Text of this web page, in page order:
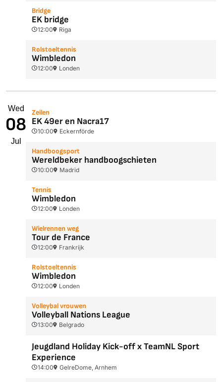
Bridge
EK bridge
12:00 Riga
Rolstoeltennis
Wimbledon
12:00 Londen
Wed
08
Jul
Zeilen
EK 49er en Nacra17
10:00 Eckernförde
Handboogsport
Wereldbeker handboogschieten
10:00 Madrid
Tennis
Wimbledon
12:00 Londen
Wielrennen weg
Tour de France
12:00 Frankrijk
Rolstoeltennis
Wimbledon
12:00 Londen
Volleybal vrouwen
Volleyball Nations League
13:00 Belgrado
Jeugdland Holiday Kick-off x TeamNL Sport
Experience
14:00 GelreDome, Arnhem